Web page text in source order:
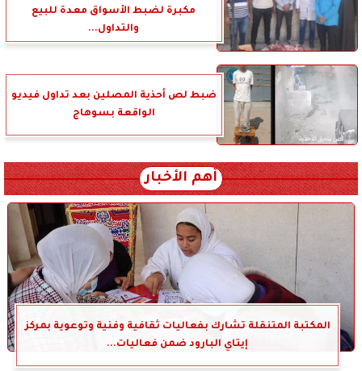
مكبرة لضبط الأسواق معدة للبيع
والتداول...
ضبط لص أحذية المصلين بعد تداول فيديو
الواقعة بسوهاج
أهم الأخبار
المكتبة المتنقلة تشارك بفعاليات ثقافية وفنية وتوعوية بمركز
إيتاي البارود ضمن فعاليات...